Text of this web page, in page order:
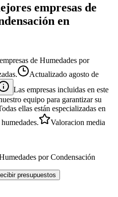
empresas de
en
de Humedades por
Actualizado agosto de
Las empresas incluidas en este
equipo para garantizar su
ellas están especializadas en
Valoracion media
por Condensación
presupuestos